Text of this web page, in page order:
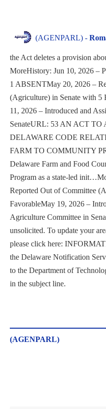
(AGENPARL) -
the Act deletes a provision
MoreHistory: Jun 10, 2026 –
1 ABSENTMay 20, 2026 –
(Agriculture) in Senate with 5
11, 2026 – Introduced and
SenateURL: 53 AN ACT
DELAWARE CODE
FARM TO COMMUNITY
Delaware Farm and Food
Program as a state-led
Reported Out of Committee
FavorableMay 19, 2026 –
Agriculture Committee in
unsolicited. To update your
please click here:
the Delaware Notification
to the Department of
in the subject line.
(AGENPARL)